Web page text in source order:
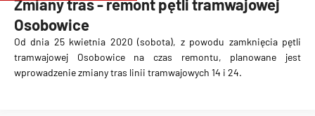
Zmiany tras - remont pętli tramwajowej
Osobowice
Od dnia 25 kwietnia 2020 (sobota), z powodu zamknięcia pętli
tramwajowej Osobowice na czas remontu, planowane jest
wprowadzenie zmiany tras linii tramwajowych 14 i 24.